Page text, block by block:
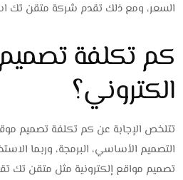
السعر، ومع ذلك تقدم شركة متقن تك
كم تكلفة
الكتروني؟
تتلخص الإجابة عن كم تكلفة تصميم
التصميم الأساسي، البرمجة، وربما
تصميم مواقع إلكترونية مثل متقن تك